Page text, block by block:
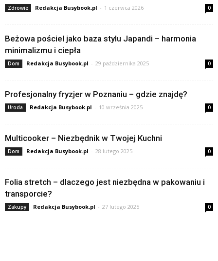
Zdrowie Redakcja Busybook.pl - 1 czerwca 2026 0
Beżowa pościel jako baza stylu Japandi – harmonia
minimalizmu i ciepła
Dom Redakcja Busybook.pl - 29 października 2025 0
Profesjonalny fryzjer w Poznaniu – gdzie znajdę?
Uroda Redakcja Busybook.pl - 10 września 2025 0
Multicooker – Niezbędnik w Twojej Kuchni
Dom Redakcja Busybook.pl - 28 lutego 2025 0
Folia stretch – dlaczego jest niezbędna w pakowaniu i
transporcie?
Zakupy Redakcja Busybook.pl - 27 lutego 2025 0